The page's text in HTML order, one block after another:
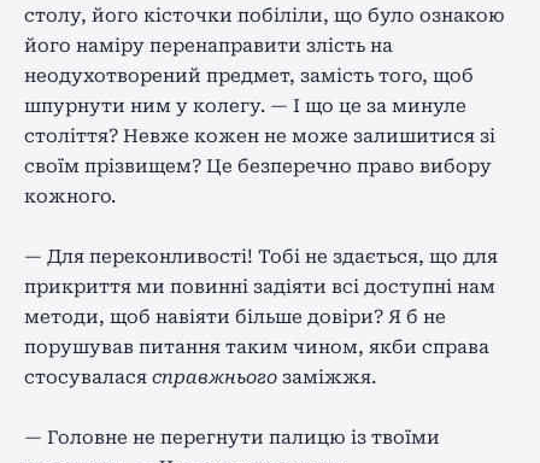
столу, його кісточки побіліли, що було ознакою
його наміру перенаправити злість на
неодухотворений предмет, замість того, щоб
шпурнути ним у колегу. — І що це за минуле
століття? Невже кожен не може залишитися зі
своїм прізвищем? Це безперечно право вибору
кожного.
— Для переконливості! Тобі не здається, що для
прикриття ми повинні задіяти всі доступні нам
методи, щоб навіяти більше довіри? Я б не
порушував питання таким чином, якби справа
стосувалася справжнього заміжжя.
— Головне не перегнути палицю із твоїми